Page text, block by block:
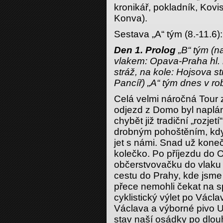
kronikář, pokladník,
Konva).
Sestava „A“ tým (8.-
Den 1. Prolog „B“ tým
vlakem: Opava-Praha
stráž, na kole: Hojsova
Pancíř) „A“ tým dnes v
Celá velmi náročná
odjezd z Domo byl
chybět již tradiční
drobným pohoštěním,
jet s námi. Snad už
kolečko. Po příjezdu do
občerstvovačku do
cestu do Prahy, kde
přece nemohli čekat na
cyklistický výlet po
Václava a výborné pivo
stav naší osádky po